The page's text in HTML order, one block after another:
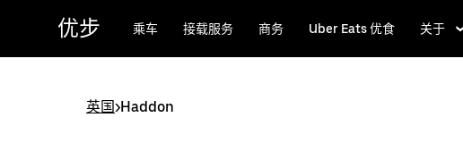
优步 乘车 接载服务 商务 Uber Eats 优食 关于
英国>Haddon